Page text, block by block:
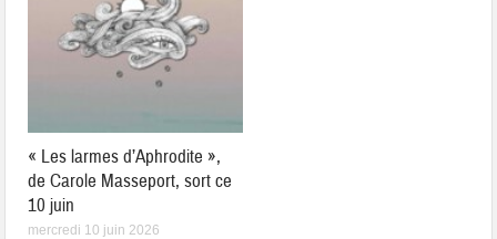
« Les larmes d’Aphrodite »,
de Carole Masseport, sort ce
10 juin
mercredi 10 juin 2026